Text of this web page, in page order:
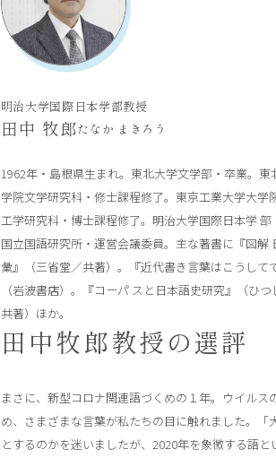
明治大学国際日本学部教授
田中 牧郎たなか まきろう
1962年・島根県生まれ。東北大学文学部・卒業。東
学院文学研究科・修士課程修了。東京工業大学大学
工学研究科・博士課程修了。明治大学国際日本学 部
国立国語研究所・運営会議委員。主な著書に『図解
彙』（三省堂／共著）。『近代書き言葉はこうして
（岩波書店）。『コーパ スと日本語史研究』（ひ
共著）ほか。
田中牧郎教授の選評
まさに、新型コロナ関連語づくめの１年。ウイル
め、さまざまな言葉が私たちの目に触れました。
とするのかを迷いましたが、2020年を象徴する語